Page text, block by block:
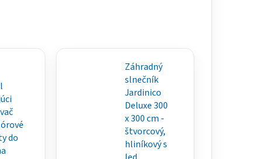
do
Záhradný
slnečník
Jardinico
Deluxe 300
x 300 cm -
štvorcový,
hliníkový s